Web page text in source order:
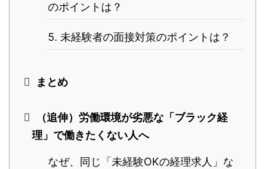
のポイントは？
5. 未経験者の面接対策のポイントは？
まとめ
（追伸）労働環境が劣悪な「ブラック経
理」で働きたくない人へ
なぜ、同じ「未経験OKの経理求人」な